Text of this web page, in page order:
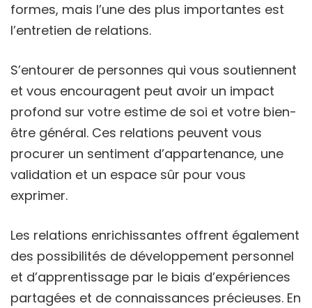
formes, mais l’une des plus importantes est
l’entretien de relations.
S’entourer de personnes qui vous soutiennent
et vous encouragent peut avoir un impact
profond sur votre estime de soi et votre bien-
être général. Ces relations peuvent vous
procurer un sentiment d’appartenance, une
validation et un espace sûr pour vous
exprimer.
Les relations enrichissantes offrent également
des possibilités de développement personnel
et d’apprentissage par le biais d’expériences
partagées et de connaissances précieuses. En